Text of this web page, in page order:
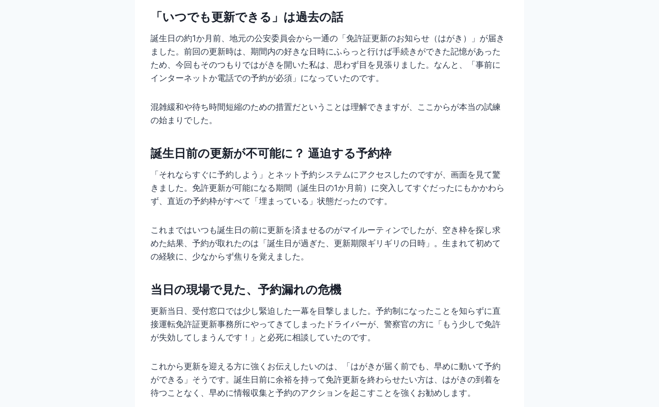
「いつでも更新できる」は過去の話
誕生日の約1か月前、地元の公安委員会から一通の「免許証更新のお知らせ（はがき）」が届き
ました。前回の更新時は、期間内の好きな日時にふらっと行けば手続きができた記憶があった
ため、今回もそのつもりではがきを開いた私は、思わず目を見張りました。なんと、「事前に
インターネットか電話での予約が必須」になっていたのです。
混雑緩和や待ち時間短縮のための措置だということは理解できますが、ここからが本当の試練
の始まりでした。
誕生日前の更新が不可能に？ 逼迫する予約枠
「それならすぐに予約しよう」とネット予約システムにアクセスしたのですが、画面を見て驚
きました。免許更新が可能になる期間（誕生日の1か月前）に突入してすぐだったにもかかわら
ず、直近の予約枠がすべて「埋まっている」状態だったのです。
これまではいつも誕生日の前に更新を済ませるのがマイルーティンでしたが、空き枠を探し求
めた結果、予約が取れたのは「誕生日が過ぎた、更新期限ギリギリの日時」。生まれて初めて
の経験に、少なからず焦りを覚えました。
当日の現場で見た、予約漏れの危機
更新当日、受付窓口では少し緊迫した一幕を目撃しました。予約制になったことを知らずに直
接運転免許証更新事務所にやってきてしまったドライバーが、警察官の方に「もう少しで免許
が失効してしまうんです！」と必死に相談していたのです。
これから更新を迎える方に強くお伝えしたいのは、「はがきが届く前でも、早めに動いて予約
ができる」そうです。誕生日前に余裕を持って免許更新を終わらせたい方は、はがきの到着を
待つことなく、早めに情報収集と予約のアクションを起こすことを強くお勧めします。